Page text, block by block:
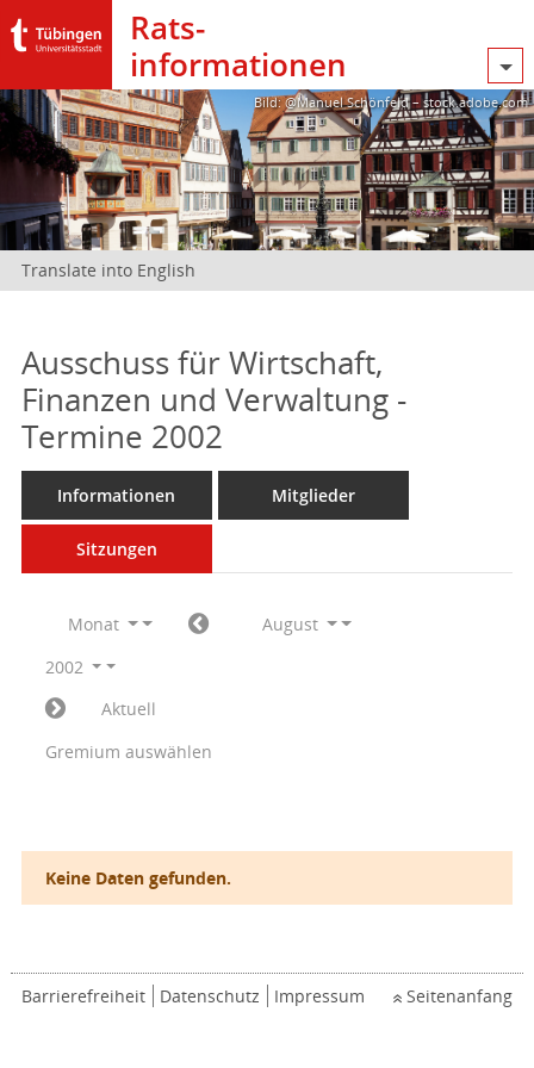
Rats­
informationen
Bild: @Manuel Schönfeld – stock.adobe.com
Translate into English
Ausschuss für Wirtschaft,
Finanzen und Verwaltung -
Termine 2002
Informationen Mitglieder
Sitzungen
Monat
August
2002
Aktuell
Gremium auswählen
Keine Daten gefunden.
Barrierefreiheit Datenschutz Impressum Seitenanfang